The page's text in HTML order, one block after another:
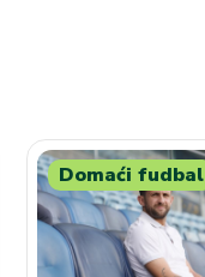
Domaći fudbal